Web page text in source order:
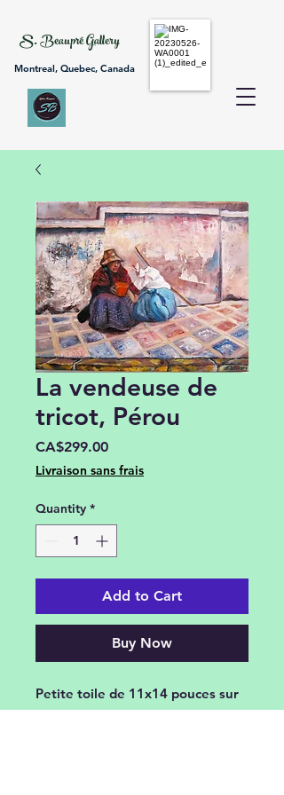
S. Beaupré Gallery
Montreal, Quebec, Canada
La vendeuse de
tricot, Pérou
CA$299.00Price
Livraison sans frais
Quantity *
Add to Cart
Buy Now
Petite toile de 11x14 pouces sur
toile format galerie avec bordure